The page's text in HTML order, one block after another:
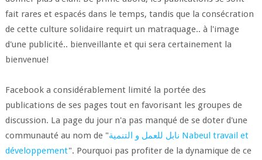
fait rares et espacés dans le temps, tandis que la consécration
de cette culture solidaire requirt un matraquage.. à l'image
d'une publicité.. bienveillante et qui sera certainement la
bienvenue!
Facebook a considérablement limité la portée des
publications de ses pages tout en favorisant les groupes de
discussion. La page du jour n'a pas manqué de se doter d'une
communauté au nom de "نابل للعمل و التنمية Nabeul travail et
développement". Pourquoi pas profiter de la dynamique de ce